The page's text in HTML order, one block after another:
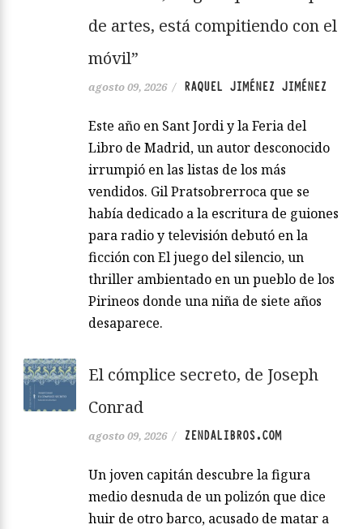
de artes, está compitiendo con el
móvil”
agosto 09, 2026 / RAQUEL JIMÉNEZ JIMÉNEZ
Este año en Sant Jordi y la Feria del
Libro de Madrid, un autor desconocido
irrumpió en las listas de los más
vendidos. Gil Pratsobrerroca que se
había dedicado a la escritura de guiones
para radio y televisión debutó en la
ficción con El juego del silencio, un
thriller ambientado en un pueblo de los
Pirineos donde una niña de siete años
desaparece.
El cómplice secreto, de Joseph
Conrad
agosto 09, 2026 / ZENDALIBROS.COM
Un joven capitán descubre la figura
medio desnuda de un polizón que dice
huir de otro barco, acusado de matar a